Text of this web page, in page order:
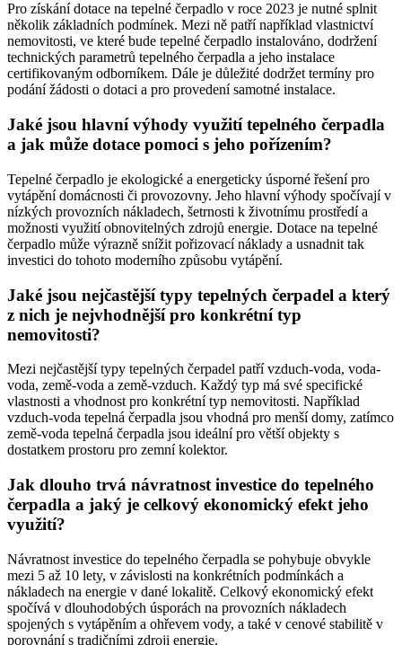
Pro získání dotace na tepelné čerpadlo v roce 2023 je nutné splnit
několik základních podmínek. Mezi ně patří například vlastnictví
nemovitosti, ve které bude tepelné čerpadlo instalováno, dodržení
technických parametrů tepelného čerpadla a jeho instalace
certifikovaným odborníkem. Dále je důležité dodržet termíny pro
podání žádosti o dotaci a pro provedení samotné instalace.
Jaké jsou hlavní výhody využití tepelného čerpadla
a jak může dotace pomoci s jeho pořízením?
Tepelné čerpadlo je ekologické a energeticky úsporné řešení pro
vytápění domácnosti či provozovny. Jeho hlavní výhody spočívají v
nízkých provozních nákladech, šetrnosti k životnímu prostředí a
možnosti využití obnovitelných zdrojů energie. Dotace na tepelné
čerpadlo může výrazně snížit pořizovací náklady a usnadnit tak
investici do tohoto moderního způsobu vytápění.
Jaké jsou nejčastější typy tepelných čerpadel a který
z nich je nejvhodnější pro konkrétní typ
nemovitosti?
Mezi nejčastější typy tepelných čerpadel patří vzduch-voda, voda-
voda, země-voda a země-vzduch. Každý typ má své specifické
vlastnosti a vhodnost pro konkrétní typ nemovitosti. Například
vzduch-voda tepelná čerpadla jsou vhodná pro menší domy, zatímco
země-voda tepelná čerpadla jsou ideální pro větší objekty s
dostatkem prostoru pro zemní kolektor.
Jak dlouho trvá návratnost investice do tepelného
čerpadla a jaký je celkový ekonomický efekt jeho
využití?
Návratnost investice do tepelného čerpadla se pohybuje obvykle
mezi 5 až 10 lety, v závislosti na konkrétních podmínkách a
nákladech na energie v dané lokalitě. Celkový ekonomický efekt
spočívá v dlouhodobých úsporách na provozních nákladech
spojených s vytápěním a ohřevem vody, a také v cenové stabilitě v
porovnání s tradičními zdroji energie.